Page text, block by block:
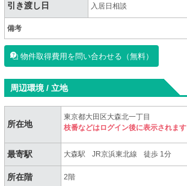
引き渡し日 入居日相談
備考
物件取得費用を問い合わせる（無料）
周辺環境 / 立地
所在地
東京都大田区大森北一丁目
枝番などはログイン後に表示されます
最寄駅 大森駅 JR京浜東北線 徒歩 1分
所在階 2階